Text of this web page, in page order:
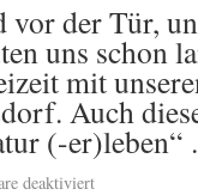
vor der Tür,
uns schon
mit
Auch
(-
deaktiviert